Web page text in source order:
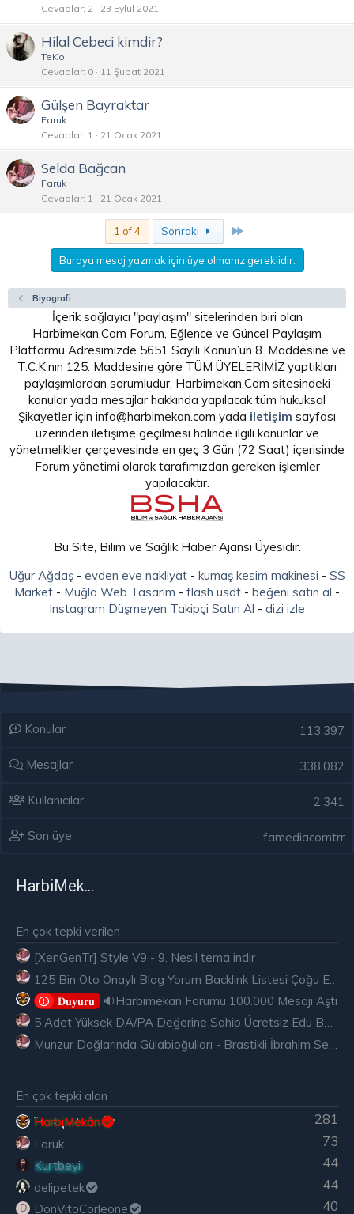
Cevaplar 2 23 Eylül 2021
Hilal Cebeci kimdir?
TeKo
Cevaplar 0 11 Şubat 2021
Gülşen Bayraktar
Faruk
Cevaplar 1 21 Ocak 2021
Selda Bağcan
Faruk
Cevaplar 1 21 Ocak 2021
1 of 4 Sonraki
Buraya mesaj yazmak için üye olmanız gereklidir.
Biyografi
İçerik sağlayıcı "paylaşım" sitelerinden biri olan
Harbimekan.Com Forum, Eğlence ve Güncel Paylaşım
Platformu Adresimizde 5651 Sayılı Kanun’un 8. Maddesine ve
T.C.K’nın 125. Maddesine göre TÜM ÜYELERİMİZ yaptıkları
paylaşımlardan sorumludur. Harbimekan.Com sitesindeki
konular yada mesajlar hakkında yapılacak tüm hukuksal
Şikayetler için info@harbimekan.com yada iletişim sayfası
üzerinden iletişime geçilmesi halinde ilgili kanunlar ve
yönetmelikler çerçevesinde en geç 3 Gün (72 Saat) içerisinde
Forum yönetimi olarak tarafımızdan gereken işlemler
yapılacaktır.
Bu Site, Bilim ve Sağlık Haber Ajansı Üyesidir.
Uğur Ağdaş- evden eve nakliyat- kumaş kesim makinesi - SS
Market - Muğla Web Tasarım - flash usdt - beğeni satın al -
Instagram Düşmeyen Takipçi Satın Al - dizi izle
Konular 113,397
Mesajlar 338,082
Kullanıcılar 2,341
Son üye famediacomtrr
HarbiMekân
En çok tepki verilen
[XenGenTr] Style V9 - 9. Nesil tema indir
𝐃𝐮𝐲𝐮𝐫𝐮
🔉Harbimekan Forumu 100.000 Mesajı Aştı
5 Adet Yüksek DA/PA Değerine Sahip Ücretsiz Edu Backlink
En çok tepki alan
281
HarbiMekân
73
Faruk
44
Kurtbeyi
44
delipetek
D 40
DonVitoCorleone